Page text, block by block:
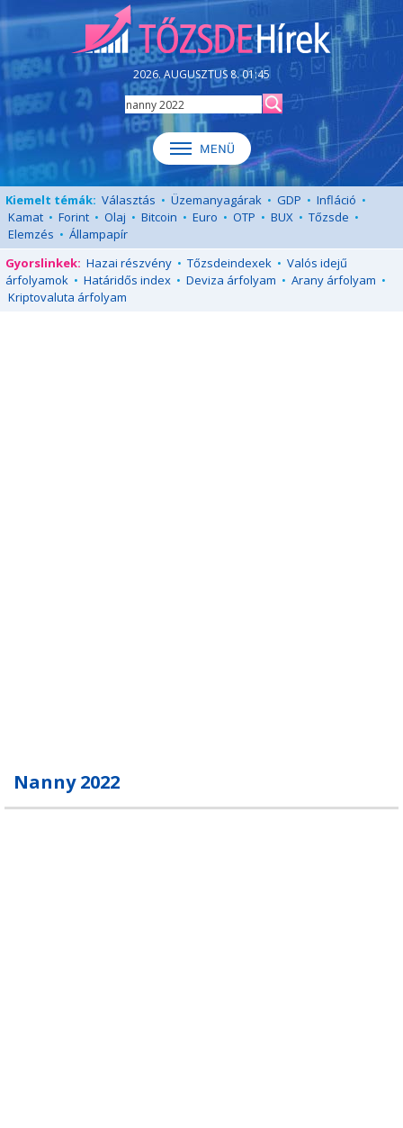
2026. AUGUSZTUS 8. 01:45
Kiemelt témák: Választás • Üzemanyagárak • GDP • Infláció •
Kamat • Forint • Olaj • Bitcoin • Euro • OTP • BUX • Tőzsde •
Elemzés • Állampapír
Gyorslinkek: Hazai részvény • Tőzsdeindexek • Valós idejű
árfolyamok • Határidős index • Deviza árfolyam • Arany árfolyam •
Kriptovaluta árfolyam
Nanny 2022